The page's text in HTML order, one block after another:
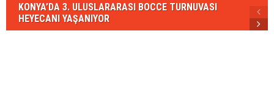
KONYA’DA 3. ULUSLARARASI BOCCE TURNUVASI
HEYECANI YAŞANIYOR